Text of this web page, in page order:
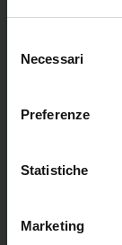
delNecessari
Preferenze
Statistiche
Marketing
Meccanica
Convenzioni
Promozioni